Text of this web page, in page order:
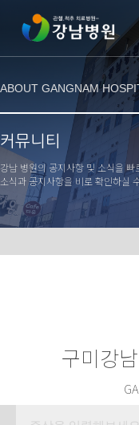
ABOUT GANGNAM
커뮤니티
강남 병원의 공지사항 및 소식을 빠
소식과 공지사항을 비로 확인하실
구미강